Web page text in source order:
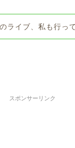
ライブ、私も行っ
スポンサーリンク